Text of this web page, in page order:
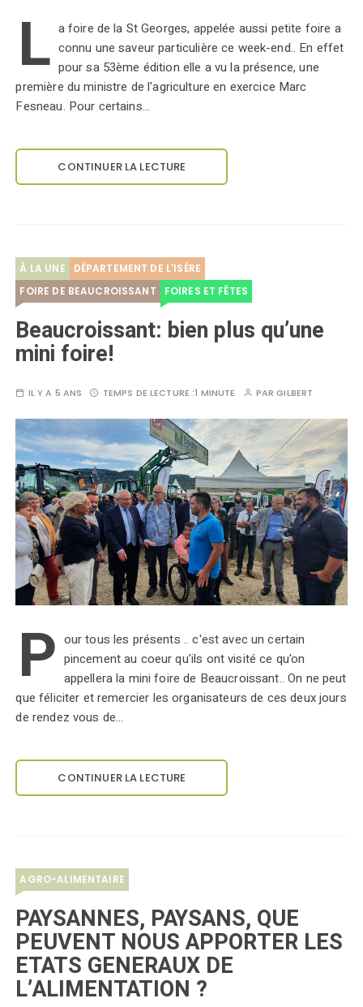
L a foire de la St Georges, appelée aussi petite foire a
connu une saveur particulière ce week-end.. En effet
pour sa 53ème édition elle a vu la présence, une
première du ministre de l'agriculture en exercice Marc
Fesneau. Pour certains…
CONTINUER LA LECTURE
À LA UNE
DÉPARTEMENT DE L'ISÈRE
FOIRE DE BEAUCROISSANT
FOIRES ET FÊTES
Beaucroissant: bien plus qu’une
mini foire!
IL Y A 5 ANS TEMPS DE LECTURE :1 MINUTE PARGILBERT
P our tous les présents .. c'est avec un certain
pincement au coeur qu'ils ont visité ce qu'on
appellera la mini foire de Beaucroissant.. On ne peut
que féliciter et remercier les organisateurs de ces deux jours
de rendez vous de…
CONTINUER LA LECTURE
AGRO-ALIMENTAIRE
PAYSANNES, PAYSANS, QUE
PEUVENT NOUS APPORTER LES
ETATS GENERAUX DE
L’ALIMENTATION ?